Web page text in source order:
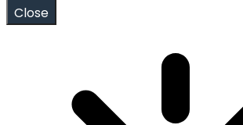
Close